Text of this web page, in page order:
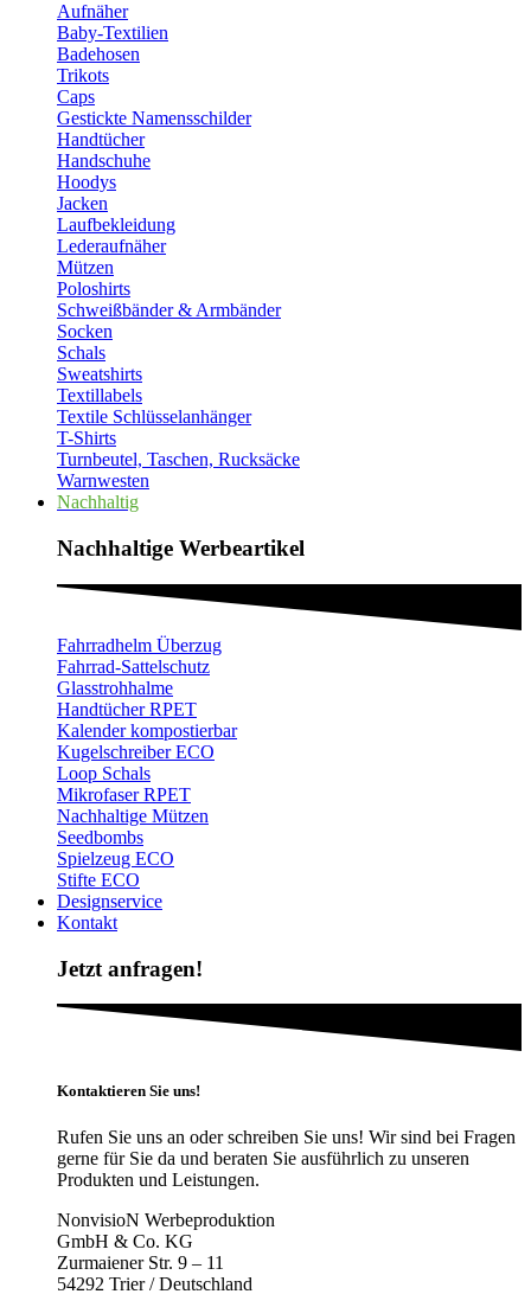
Aufnäher
Baby-Textilien
Badehosen
Trikots
Caps
Gestickte Namensschilder
Handtücher
Handschuhe
Hoodys
Jacken
Laufbekleidung
Lederaufnäher
Mützen
Poloshirts
Schweißbänder & Armbänder
Socken
Schals
Sweatshirts
Textillabels
Textile Schlüsselanhänger
T-Shirts
Turnbeutel, Taschen, Rucksäcke
Warnwesten
Nachhaltig
Nachhaltige Werbeartikel​
Fahrradhelm Überzug
Fahrrad-Sattelschutz
Glasstrohhalme
Handtücher RPET
Kalender kompostierbar
Kugelschreiber ECO
Loop Schals
Mikrofaser RPET
Nachhaltige Mützen
Seedbombs
Spielzeug ECO
Stifte ECO
Designservice
Kontakt
Jetzt anfragen!
Kontaktieren Sie uns!
Rufen Sie uns an oder schreiben Sie uns! Wir sind bei Fragen
gerne für Sie da und beraten Sie ausführlich zu unseren
Produkten und Leistungen.
NonvisioN Werbeproduktion
GmbH & Co. KG
Zurmaiener Str. 9 – 11
54292 Trier / Deutschland